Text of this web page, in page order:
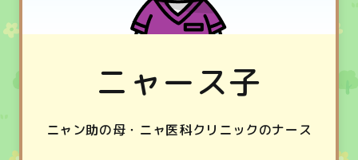
ニャース子
ニャン助の母・ニャ医科クリニックのナース